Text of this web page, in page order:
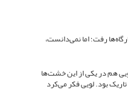
رفت؛ اما نمی‌دانست،
هم در یکی از این خشت‌ها
بود. لویی فکر می‌کرد